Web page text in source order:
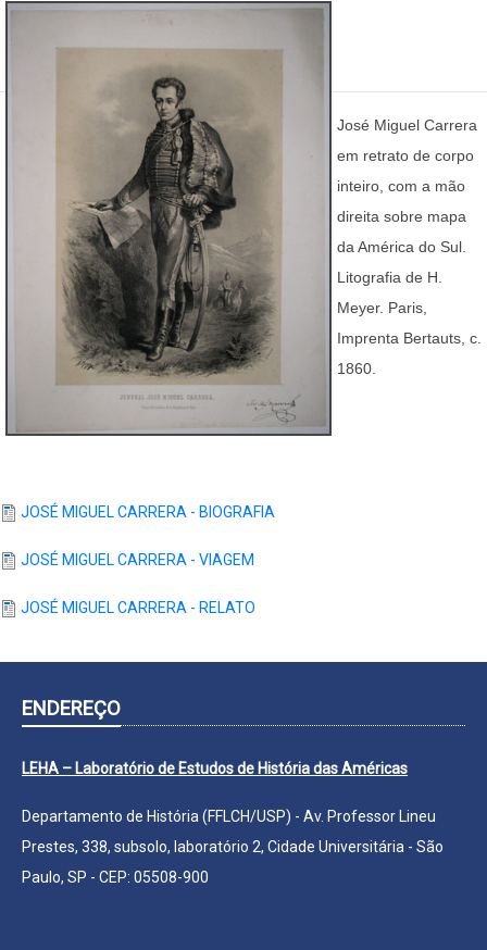
José Miguel Carrera
em retrato de corpo
inteiro, com a mão
direita sobre mapa
da América do Sul.
Litografia de H.
Meyer. Paris,
Imprenta Bertauts, c.
1860.
JOSÉ MIGUEL CARRERA - BIOGRAFIA
JOSÉ MIGUEL CARRERA - VIAGEM
JOSÉ MIGUEL CARRERA - RELATO
ENDEREÇO
LEHA – Laboratório de Estudos de História das Américas
Departamento de História (FFLCH/USP) - Av. Professor Lineu
Prestes, 338, subsolo, laboratório 2, Cidade Universitária - São
Paulo, SP - CEP: 05508-900